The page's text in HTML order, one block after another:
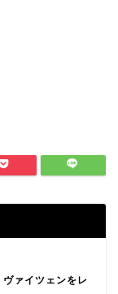
ァイツェンをレ